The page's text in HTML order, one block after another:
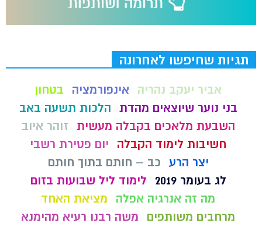
תגיות שחיפשו לאחרונה
אביר יעקב נהריה אינפורמציה
בטחון
בני נוער שיוצאים מהדת הלכות תשעה באב
השבעת מלאכים בקבלה מעשית זוהר איוב
חשיבות לימוד הקבלה
יום פטירת רשבי
יצר הרע כב – חותם בתוך חותם
לג בעומר 2019
לימוד ליל שבועות בזום
מה זה אנרגיה אפלה
מציאת האחד
מרחבים משותפים
משה רבנו רעיא מהימנא